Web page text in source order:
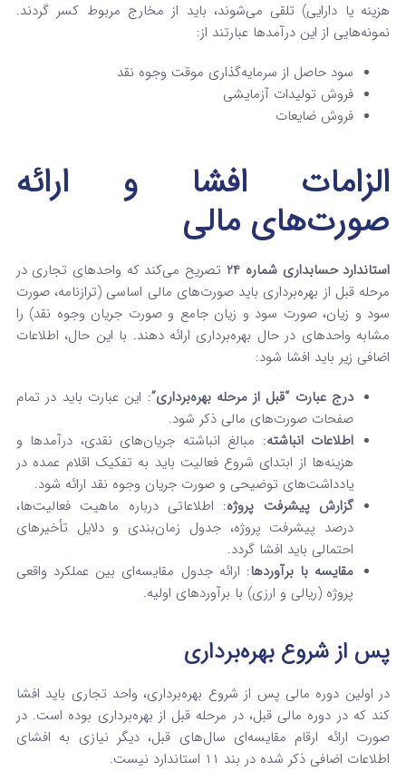
هزینه یا دارایی) تلقی می‌شوند، باید از مخارج مربوط کسر گردند.
نمونه‌هایی از این درآمدها عبارتند از:
سود حاصل از سرمایه‌گذاری موقت وجوه نقد
فروش تولیدات آزمایشی
فروش ضایعات
الزامات افشا و ارائه
صورت‌های مالی
استاندارد حسابداری شماره 24
تصریح می‌کند که واحدهای تجاری در
مرحله قبل از بهره‌برداری باید صورت‌های مالی اساسی (ترازنامه، صورت
سود و زیان، صورت سود و زیان جامع و صورت جریان وجوه نقد) را
مشابه واحدهای در حال بهره‌برداری ارائه دهند. با این حال، اطلاعات
اضافی زیر باید افشا شود:
درج عبارت “قبل از مرحله بهره‌برداری”: این عبارت باید در تمام
صفحات صورت‌های مالی ذکر شود.
اطلاعات انباشته: مبالغ انباشته جریان‌های نقدی، درآمدها و
هزینه‌ها از ابتدای شروع فعالیت باید به تفکیک اقلام عمده در
یادداشت‌های توضیحی و صورت جریان وجوه نقد ارائه شود.
گزارش پیشرفت پروژه: اطلاعاتی درباره ماهیت فعالیت‌ها،
درصد پیشرفت پروژه، جدول زمان‌بندی و دلایل تأخیرهای
احتمالی باید افشا گردد.
مقایسه با برآوردها: ارائه جدول مقایسه‌ای بین عملکرد واقعی
پروژه (ریالی و ارزی) با برآوردهای اولیه.
پس از شروع بهره‌برداری
در اولین دوره مالی پس از شروع بهره‌برداری، واحد تجاری باید افشا
کند که در دوره مالی قبل، در مرحله قبل از بهره‌برداری بوده است. در
صورت ارائه ارقام مقایسه‌ای سال‌های قبل، دیگر نیازی به افشای
اطلاعات اضافی ذکر شده در بند ۱۱ استاندارد نیست.